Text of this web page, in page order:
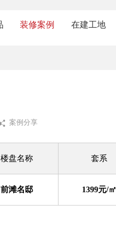
装修案例 在建工地
案例分享
楼盘名称 套系
前滩名邸 1399元/㎡